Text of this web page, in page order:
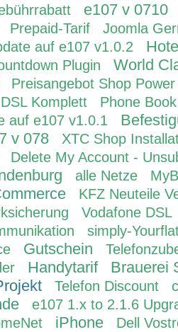
e107 v 0710
Prepaid-Tarif
Joomla
auf e107 v1.0.2
Plugin World
Preisangebot Shop Power
DSL Komplett
Phone
auf e107 v1.0.1
v 078
XTC Shop
Delete My Account -
alle Netze
KFZ Neuteile
Vodafone DSL
simply-
Gutschein
Handytarif
Brauerei
Telefon Discount
e107 1.x to 2.1.6
iPhone
Dell